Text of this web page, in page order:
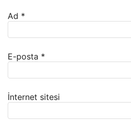
Ad *
E-posta *
İnternet sitesi